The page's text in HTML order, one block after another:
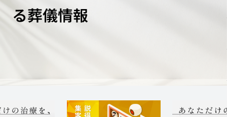
る葬儀情報